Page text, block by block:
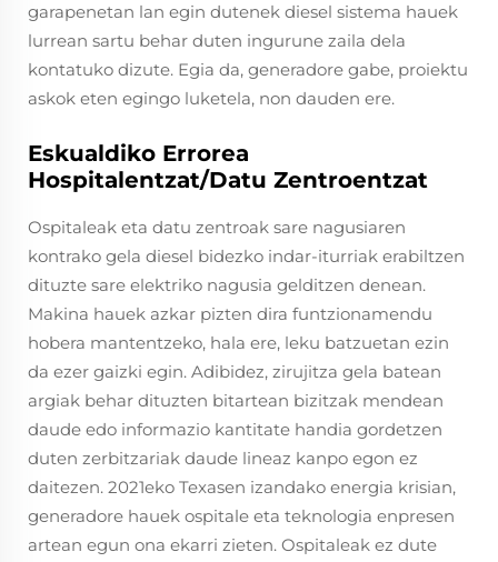
garapenetan lan egin dutenek diesel sistema hauek
lurrean sartu behar duten ingurune zaila dela
kontatuko dizute. Egia da, generadore gabe, proiektu
askok eten egingo luketela, non dauden ere.
Eskualdiko Errorea
Hospitalentzat/Datu Zentroentzat
Ospitaleak eta datu zentroak sare nagusiaren
kontrako gela diesel bidezko indar-iturriak erabiltzen
dituzte sare elektriko nagusia gelditzen denean.
Makina hauek azkar pizten dira funtzionamendu
hobera mantentzeko, hala ere, leku batzuetan ezin
da ezer gaizki egin. Adibidez, zirujitza gela batean
argiak behar dituzten bitartean bizitzak mendean
daude edo informazio kantitate handia gordetzen
duten zerbitzariak daude lineaz kanpo egon ez
daitezen. 2021eko Texasen izandako energia krisian,
generadore hauek ospitale eta teknologia enpresen
artean egun ona ekarri zieten. Ospitaleak ez dute